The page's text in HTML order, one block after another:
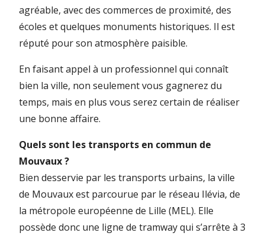
agréable, avec des commerces de proximité, des
écoles et quelques monuments historiques. Il est
réputé pour son atmosphère paisible.
En faisant appel à un professionnel qui connaît
bien la ville, non seulement vous gagnerez du
temps, mais en plus vous serez certain de réaliser
une bonne affaire.
Quels sont les transports en commun de
Mouvaux ?
Bien desservie par les transports urbains, la ville
de Mouvaux est parcourue par le réseau Ilévia, de
la métropole européenne de Lille (MEL). Elle
possède donc une ligne de tramway qui s’arrête à 3